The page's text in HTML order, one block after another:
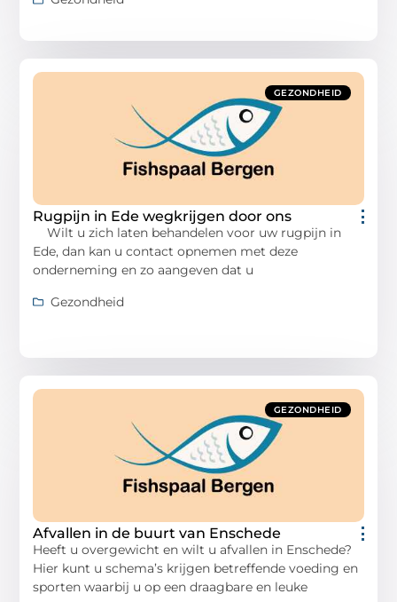
GEZONDHEID
Rugpijn in Ede wegkrijgen door ons
Wilt u zich laten behandelen voor uw rugpijn in
Ede, dan kan u contact opnemen met deze
onderneming en zo aangeven dat u
Gezondheid
GEZONDHEID
Afvallen in de buurt van Enschede
Heeft u overgewicht en wilt u afvallen in Enschede?
Hier kunt u schema’s krijgen betreffende voeding en
sporten waarbij u op een draagbare en leuke